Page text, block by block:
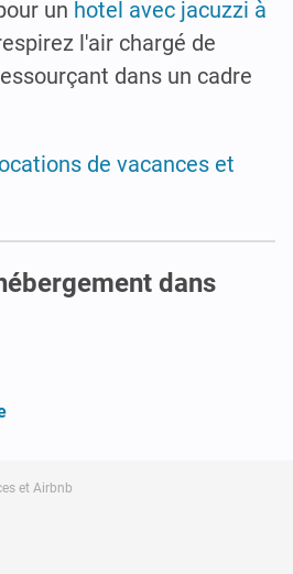
un hotel avec jacuzzi à
l'air chargé de
dans un cadre
de vacances et
dans
et Airbnb